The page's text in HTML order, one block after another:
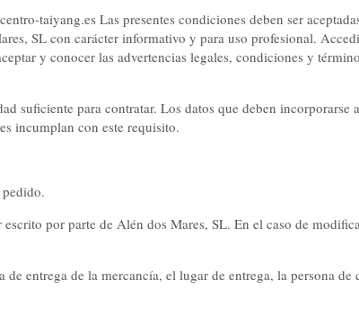
taiyang.es Las presentes condiciones deben ser
SL con carácter informativo y para uso profesional.
y conocer las advertencias legales, condiciones y
suficiente para contratar. Los datos que deben incorporarse
incumplan con este requisito.
por parte de Alén dos Mares, SL. En el caso de
entrega de la mercancía, el lugar de entrega, la persona